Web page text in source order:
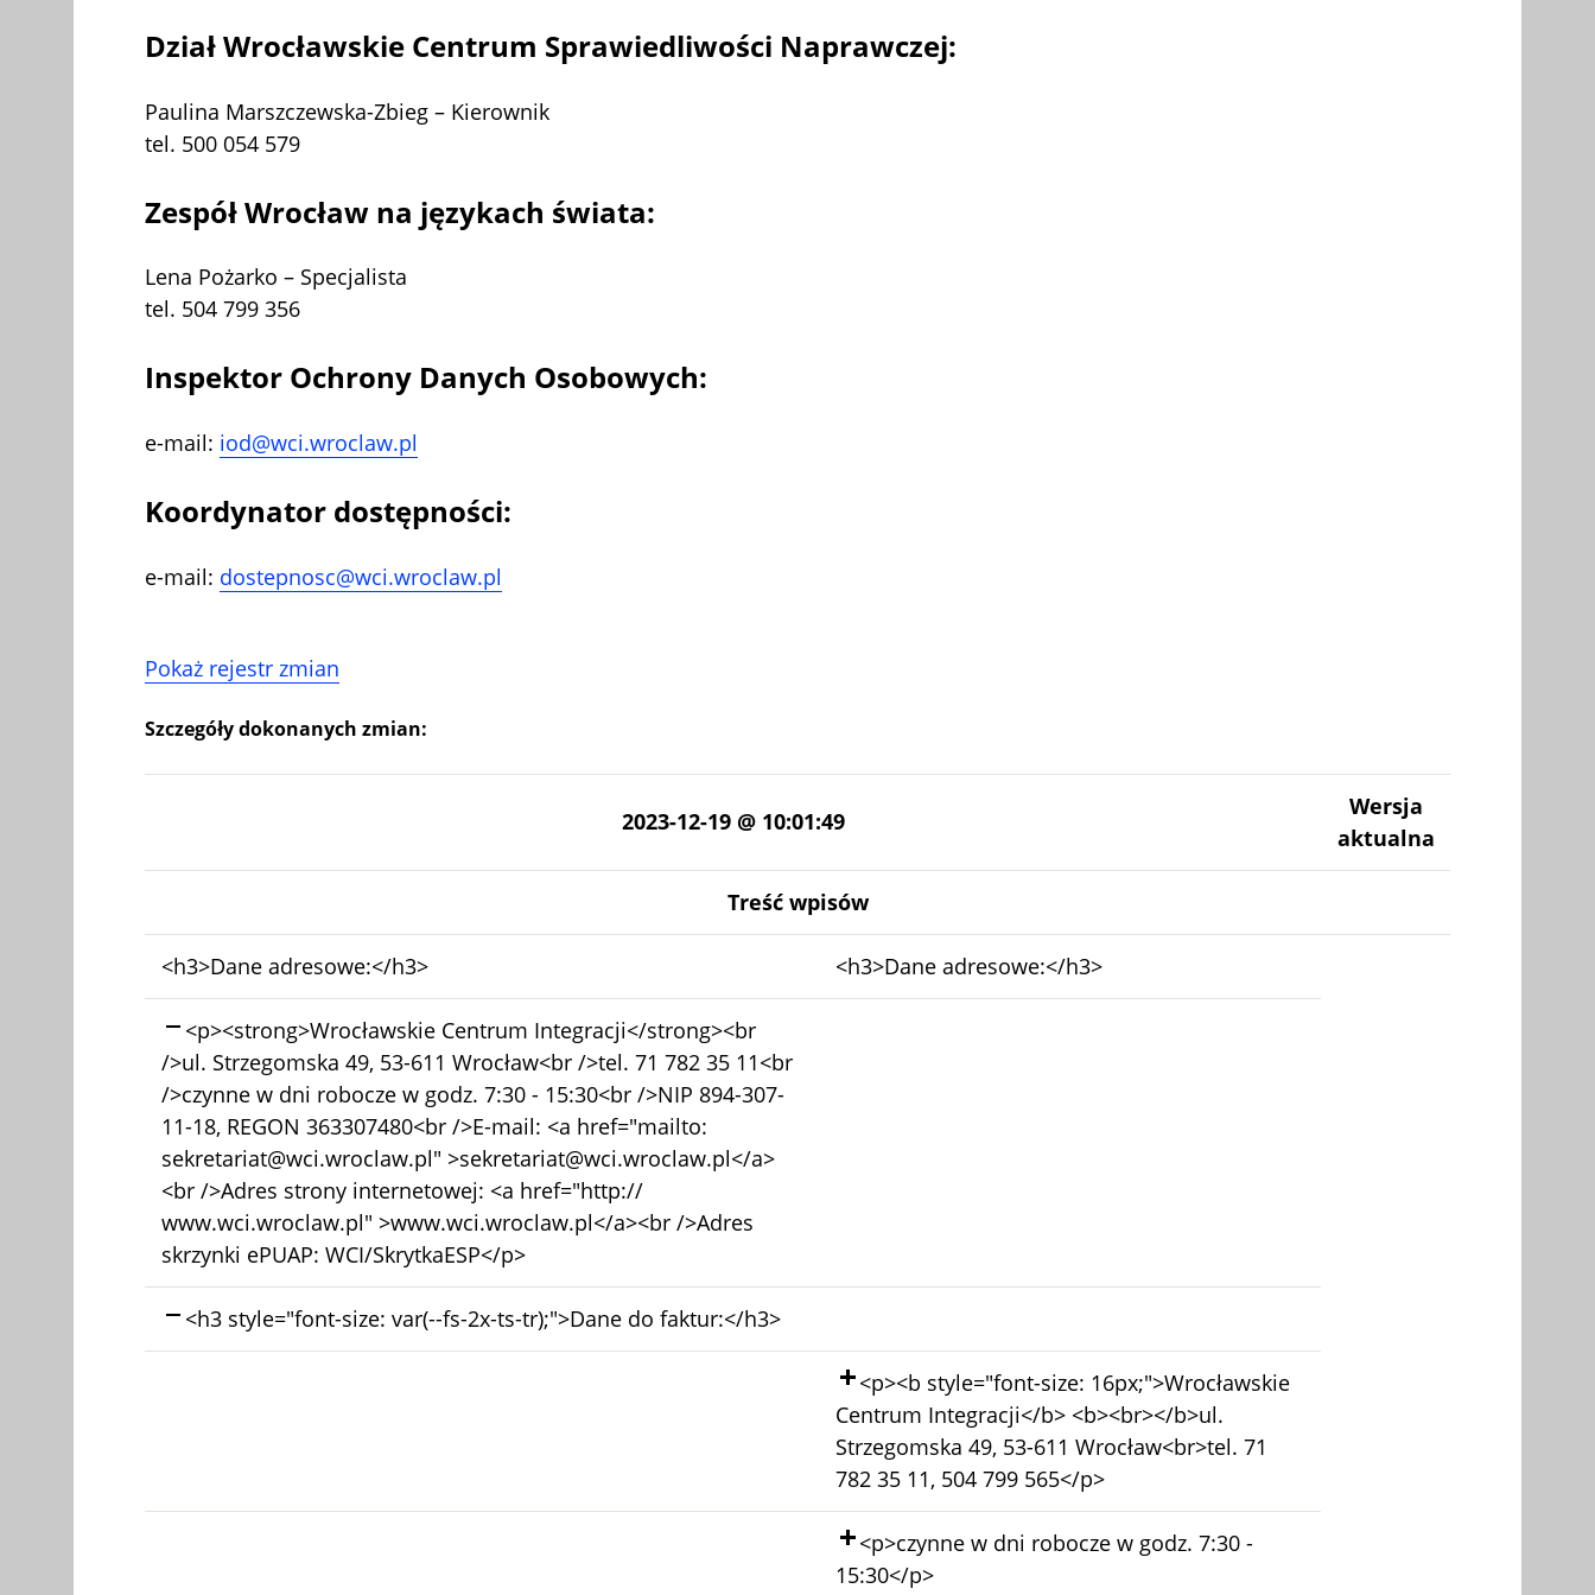
Dział Wrocławskie Centrum Sprawiedliwości Naprawczej:
Paulina Marszczewska-Zbieg – Kierownik
tel. 500 054 579
Zespół Wrocław na językach świata:
Lena Pożarko – Specjalista
tel. 504 799 356
Inspektor Ochrony Danych Osobowych:
e-mail: iod@wci.wroclaw.pl
Koordynator dostępności:
e-mail: dostepnosc@wci.wroclaw.pl
Pokaż rejestr zmian
Szczegóły dokonanych zmian:
2023-12-19 @ 10:01:49
Wersja
aktualna
Treść wpisów
Bez
zmian:
<h3>Dane adresowe:</h3>
Bez
zmian:
<h3>Dane adresowe:</h3>
Skasowano:
<p><strong>Wrocławskie Centrum Integracji</strong><br
/>ul. Strzegomska 49, 53-611 Wrocław<br />tel. 71 782 35 11<br
/>czynne w dni robocze w godz. 7:30 - 15:30<br />NIP 894-307-
11-18, REGON 363307480<br />E-mail: <a href="mailto:
sekretariat@wci.wroclaw.pl" >sekretariat@wci.wroclaw.pl</a>
<br />Adres strony internetowej: <a href="http://
www.wci.wroclaw.pl" >www.wci.wroclaw.pl</a><br />Adres
skrzynki ePUAP: WCI/SkrytkaESP</p>
Skasowano:
<h3 style="font-size: var(--fs-2x-ts-tr);">Dane do faktur:</h3>
Dodano:
<p><b style="font-size: 16px;">Wrocławskie
Centrum Integracji</b> <b><br></b>ul.
Strzegomska 49, 53-611 Wrocław<br>tel. 71
782 35 11, 504 799 565</p>
Dodano:
<p>czynne w dni robocze w godz. 7:30 -
15:30</p>